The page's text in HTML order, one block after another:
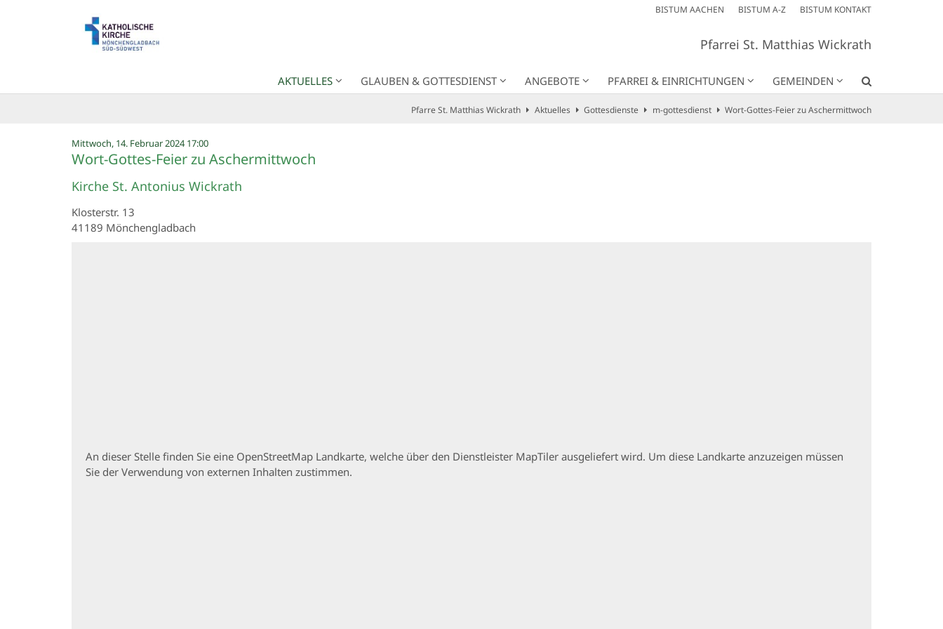
BISTUM AACHEN BISTUM A-Z BISTUM KONTAKT
Pfarrei St. Matthias Wickrath
AKTUELLES GLAUBEN & GOTTESDIENST ANGEBOTE PFARREI & EINRICHTUNGEN GEMEINDEN
Pfarre St. Matthias Wickrath Aktuelles Gottesdienste m-gottesdienst Wort-Gottes-Feier zu Aschermittwoch
Mittwoch, 14. Februar 2024 17:00:
Wort-Gottes-Feier zu Aschermittwoch
Kirche St. Antonius Wickrath
Klosterstr. 13
41189 Mönchengladbach
An dieser Stelle finden Sie eine OpenStreetMap Landkarte, welche über den Dienstleister MapTiler ausgeliefert wird. Um diese Landkarte anzuzeigen müssen
Sie der Verwendung von externen Inhalten zustimmen.